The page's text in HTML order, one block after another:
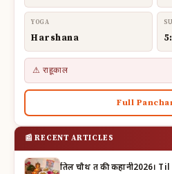
YOGA
Harshana
⚠ राहूकाल
Full
📰 RECENT ARTICLES
तिल चौथ व्रत की